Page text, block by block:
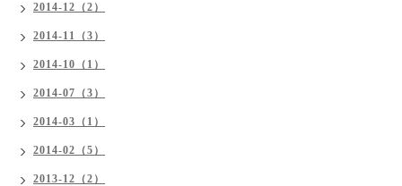
2014-12（2）
2014-11（3）
2014-10（1）
2014-07（3）
2014-03（1）
2014-02（5）
2013-12（2）